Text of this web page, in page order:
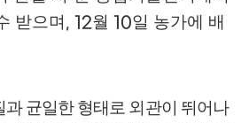
받으며 , 12월 10일 농가에 배
과 균일한 형태로 외관이 뛰어나